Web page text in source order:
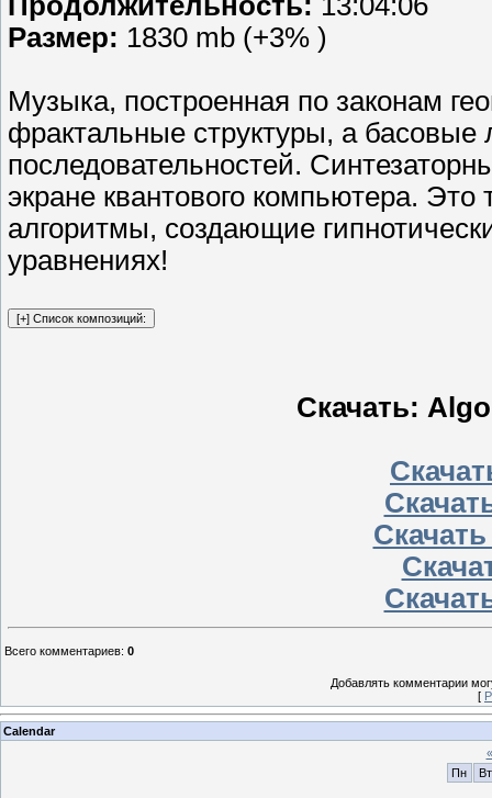
Размер: 1830 mb (+3% )
Музыка, построенная по законам
фрактальные структуры, а
последовательностей.
экране квантового компьютера.
алгоритмы, создающие
уравнениях!
Скачать:
Всего комментариев: 0
Добавлять комментарии
[
Calendar
«
Пн
Вт